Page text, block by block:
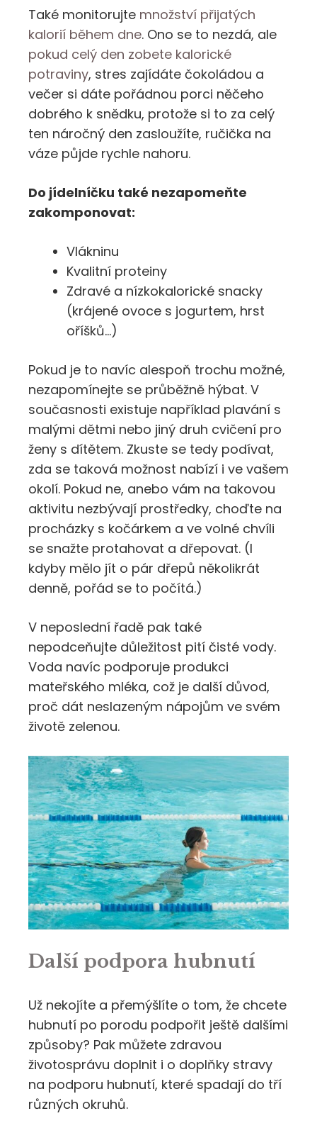
Také monitorujte množství přijatých
kalorií během dne. Ono se to nezdá, ale
pokud celý den zobete kalorické
potraviny, stres zajídáte čokoládou a
večer si dáte pořádnou porci něčeho
dobrého k snědku, protože si to za celý
ten náročný den zasloužíte, ručička na
váze půjde rychle nahoru.
Do jídelníčku také nezapomeňte
zakomponovat:
Vlákninu
Kvalitní proteiny
Zdravé a nízkokalorické snacky
(krájené ovoce s jogurtem, hrst
oříšků…)
Pokud je to navíc alespoň trochu možné,
nezapomínejte se průběžně hýbat. V
současnosti existuje například plavání s
malými dětmi nebo jiný druh cvičení pro
ženy s dítětem. Zkuste se tedy podívat,
zda se taková možnost nabízí i ve vašem
okolí. Pokud ne, anebo vám na takovou
aktivitu nezbývají prostředky, choďte na
procházky s kočárkem a ve volné chvíli
se snažte protahovat a dřepovat. (I
kdyby mělo jít o pár dřepů několikrát
denně, pořád se to počítá.)
V neposlední řadě pak také
nepodceňujte důležitost pití čisté vody.
Voda navíc podporuje produkci
mateřského mléka, což je další důvod,
proč dát neslazeným nápojům ve svém
životě zelenou.
Další podpora hubnutí
Už nekojíte a přemýšlíte o tom, že chcete
hubnutí po porodu podpořit ještě dalšími
způsoby? Pak můžete zdravou
životosprávu doplnit i o doplňky stravy
na podporu hubnutí, které spadají do tří
různých okruhů.